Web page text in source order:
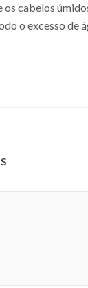
cabelos
o excesso de